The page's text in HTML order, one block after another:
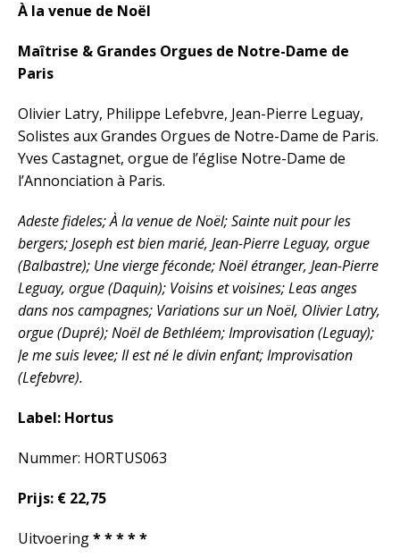
À la venue de Noël
Maîtrise & Grandes Orgues de Notre-Dame de
Paris
Olivier Latry, Philippe Lefebvre, Jean-Pierre Leguay,
Solistes aux Grandes Orgues de Notre-Dame de Paris.
Yves Castagnet, orgue de l’église Notre-Dame de
l’Annonciation à Paris.
Adeste fideles; À la venue de Noël; Sainte nuit pour les
bergers; Joseph est bien marié, Jean-Pierre Leguay, orgue
(Balbastre); Une vierge féconde; Noël étranger, Jean-Pierre
Leguay, orgue (Daquin); Voisins et voisines; Leas anges
dans nos campagnes; Variations sur un Noël, Olivier Latry,
orgue (Dupré); Noël de Bethléem; Improvisation (Leguay);
Je me suis levee; Il est né le divin enfant; Improvisation
(Lefebvre).
Label: Hortus
Nummer: HORTUS063
Prijs: € 22,75
Uitvoering* * * * *